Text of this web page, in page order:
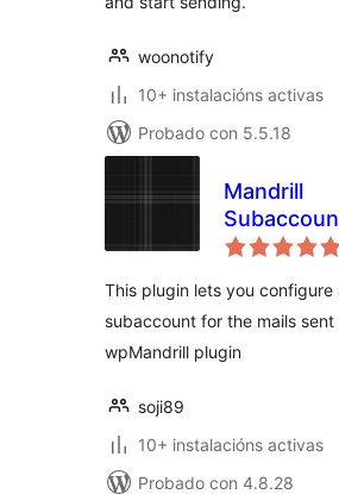
woonotify
10+ instalacións activas
Probado con 5.5.18
Mandrill
This plugin lets you configure
subaccount for the mails sent
wpMandrill plugin
soji89
10+ instalacións activas
Probado con 4.8.28